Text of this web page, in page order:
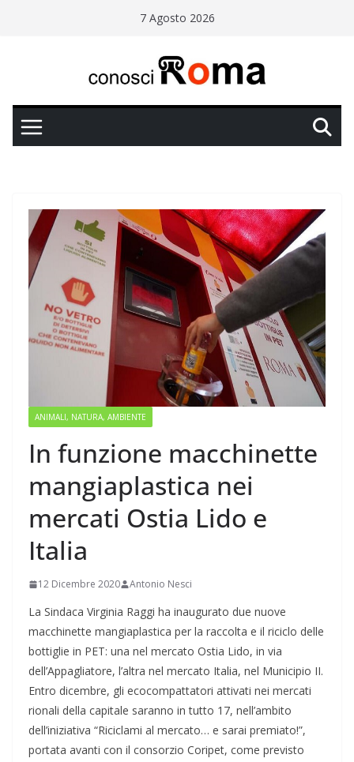
7 Agosto 2026
ANIMALI, NATURA, AMBIENTE
In funzione macchinette
mangiaplastica nei
mercati Ostia Lido e
Italia
12 Dicembre 2020 Antonio Nesci
La Sindaca Virginia Raggi ha inaugurato due nuove
macchinette mangiaplastica per la raccolta e il riciclo delle
bottiglie in PET: una nel mercato Ostia Lido, in via
dell’Appagliatore, l’altra nel mercato Italia, nel Municipio II.
Entro dicembre, gli ecocompattatori attivati nei mercati
rionali della capitale saranno in tutto 17, nell’ambito
dell’iniziativa “Riciclami al mercato… e sarai premiato!”,
portata avanti con il consorzio Coripet, come previsto